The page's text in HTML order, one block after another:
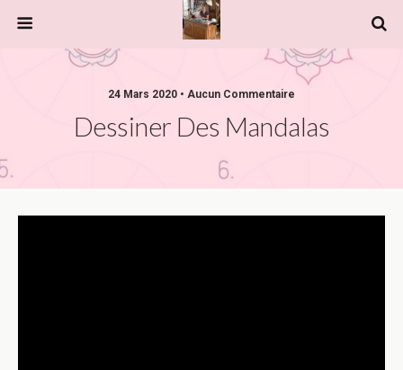
24 Mars 2020 • Aucun Commentaire
Dessiner Des Mandalas